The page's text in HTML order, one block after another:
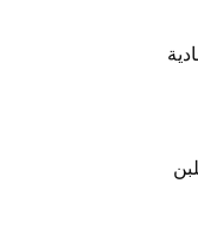
اللبن